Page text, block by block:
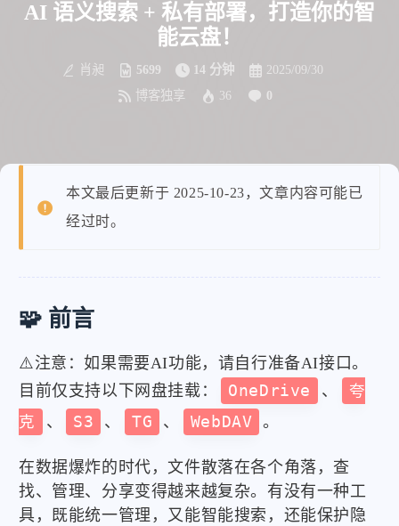
AI 语义搜索 + 私有部署，打造你的智
能云盘！
肖昶 5699 14 分钟
2025/09/30
博客独享
36 0
本文最后更新于 2025-10-23，文章内容可能已
经过时。
🧩 前言
⚠️注意：如果需要AI功能，请自行准备AI接口。
目前仅支持以下网盘挂载：
OneDrive 、
夸
克
、 S3 、 TG 、 WebDAV 。
在数据爆炸的时代，文件散落在各个角落，查
找、管理、分享变得越来越复杂。有没有一种工
具，既能统一管理，又能智能搜索，还能保护隐